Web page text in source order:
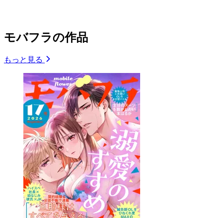
モバフラの作品
もっと見る